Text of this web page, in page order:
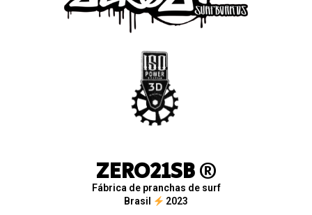
ZERO21SB®
Fábrica de pranchas de surf
Brasil
2023